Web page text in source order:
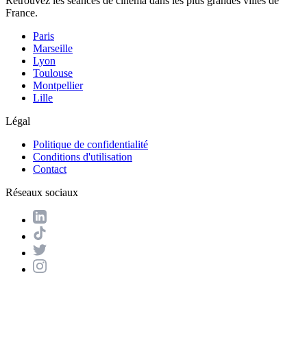
France.
Paris
Marseille
Lyon
Toulouse
Montpellier
Lille
Légal
Politique de confidentialité
Conditions d'utilisation
Contact
Réseaux sociaux